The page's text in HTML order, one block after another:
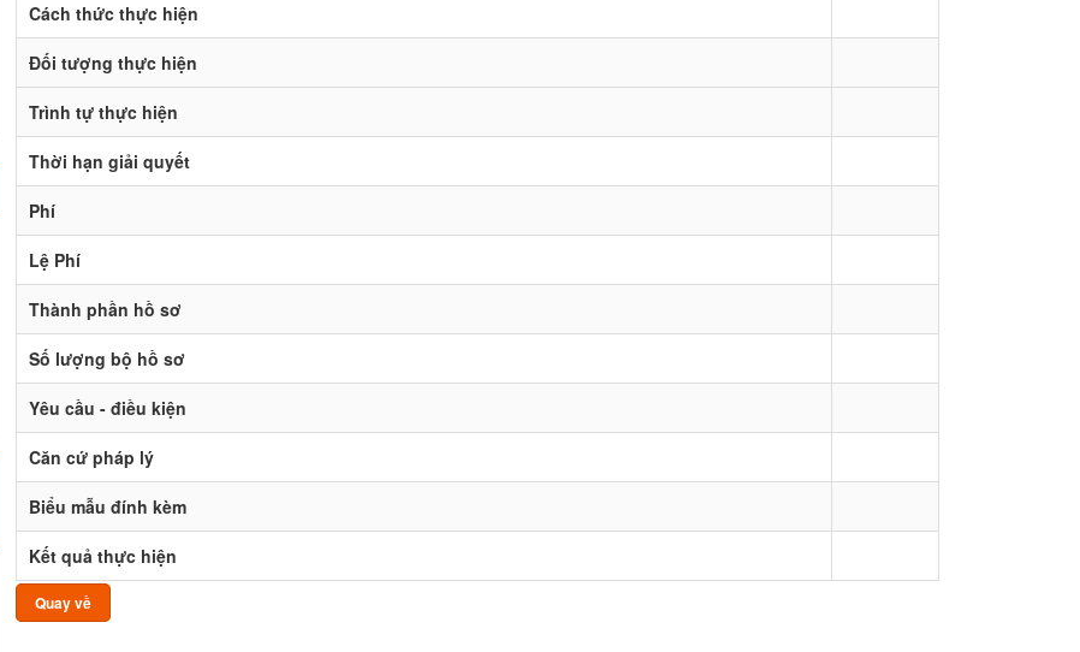
Cách thức thực hiện
Đối tượng thực hiện
Trình tự thực hiện
Thời hạn giải quyết
Phí
Lệ Phí
Thành phần hồ sơ
Số lượng bộ hồ sơ
Yêu cầu - điều kiện
Căn cứ pháp lý
Biểu mẫu đính kèm
Kết quả thực hiện
Quay về